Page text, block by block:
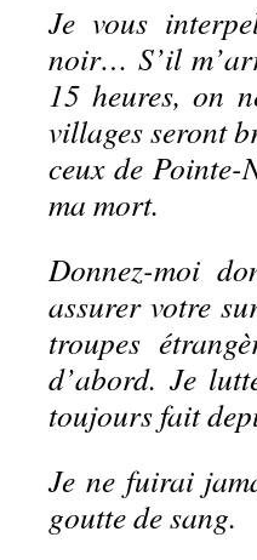
Je vous
noir… S’il
15 heures, on
villages seront
ceux de
ma mort.
Donnez-moi
assurer votre
troupes
d’abord. Je
toujours fait
Je ne fuirai
goutte de sang.